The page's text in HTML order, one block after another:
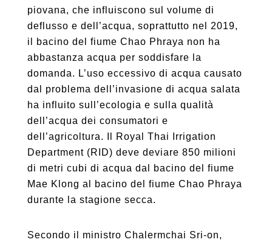
piovana, che influiscono sul volume di
deflusso e dell’acqua, soprattutto nel 2019,
il bacino del fiume Chao Phraya non ha
abbastanza acqua per soddisfare la
domanda. L’uso eccessivo di acqua causato
dal problema dell’invasione di acqua salata
ha influito sull’ecologia e sulla qualità
dell’acqua dei consumatori e
dell’agricoltura. Il Royal Thai Irrigation
Department (RID) deve deviare 850 milioni
di metri cubi di acqua dal bacino del fiume
Mae Klong al bacino del fiume Chao Phraya
durante la stagione secca.
Secondo il ministro Chalermchai Sri-on,